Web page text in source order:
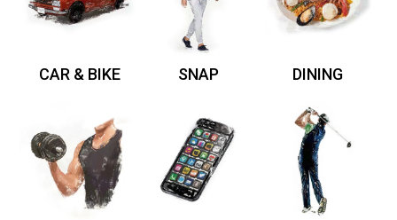
CAR & BIKE SNAP DINING